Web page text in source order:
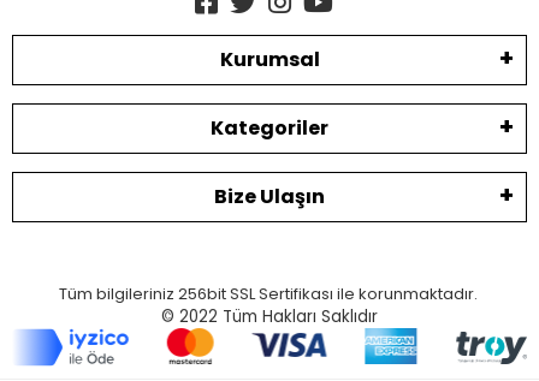
Kurumsal
Kategoriler
Bize Ulaşın
Tüm bilgileriniz 256bit SSL Sertifikası ile korunmaktadır.
© 2022 Tüm Hakları Saklıdır